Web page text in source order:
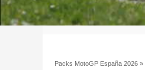
Packs MotoGP España 2026 »